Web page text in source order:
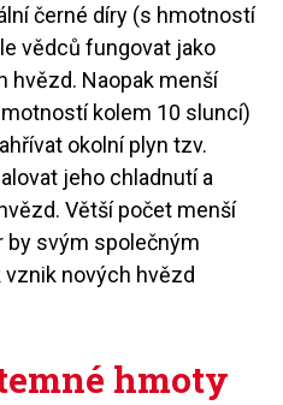
černé díry (s hmotností
vědců fungovat jako
hvězd. Naopak menší
kolem 10 sluncí)
okolní plyn tzv.
jeho chladnutí a
Větší počet menší
by svým společným
vznik nových hvězd
hmoty